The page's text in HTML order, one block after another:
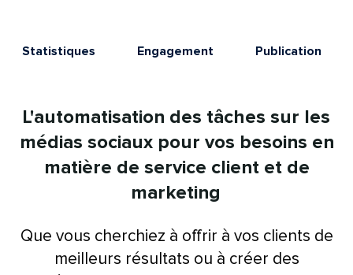
Statistiques​​ Engagement​​ Publication​​
L'automatisation des tâches sur les
médias sociaux pour vos besoins en
matière de service client et de
marketing​​
Que vous cherchiez à offrir à vos clients de
meilleurs résultats ou à créer des